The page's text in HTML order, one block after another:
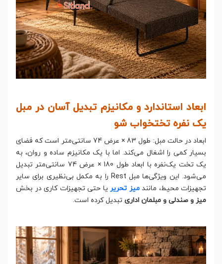
ابعاد استاندارد و مکانیزم تبدیل آسان در مبل
یک نفره تختخواب شو
ابعاد در حالت مبل: طول 83 × عرض 74 سانتی‌متر است که فضای
بسیار کمی را اشغال می‌کند. اما با یک مکانیزم ساده و روان، به
یک تخت یک‌نفره با ابعاد طول 180 × عرض 74 سانتی‌متر تبدیل
می‌شود. این ویژگی‌ها مبل Rest را به مکمل بی‌نظیری برای سایر
تجهیزات محیط، مانندمیز تحریر یا حتی تجهیزات کاری در بخش
میز و صندلی و مبلمان اداری تبدیل کرده است.